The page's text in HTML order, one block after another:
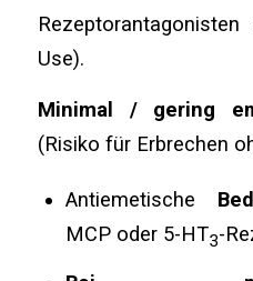
Use).
Minimal / gering
(Risiko für Erbrechen
Antiemetische
MCP oder 5-HT3-